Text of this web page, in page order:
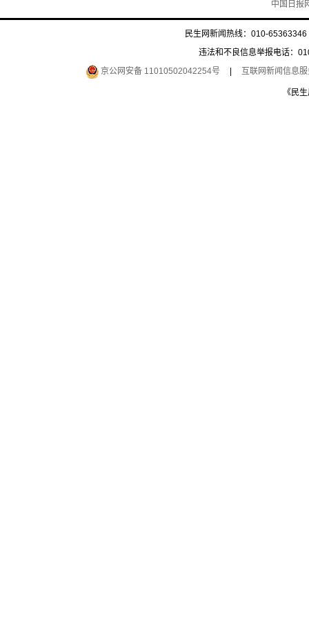
中国日报
民生网新闻热线：010-
违法和不良信息举报电话：
京公网安备 11010502042254号
互联网新闻信息
《民